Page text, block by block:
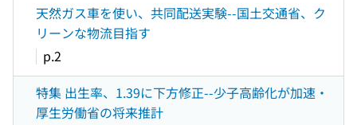
天然ガス車を使い、共同配送実験--国土交通省、ク
リーンな物流目指す
p.2
特集 出生率、1.39に下方修正--少子高齢化が加速・
厚生労働省の将来推計